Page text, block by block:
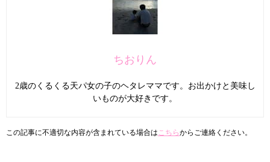
ちおりん
2歳のくるくる天パ女の子のヘタレママです。お出かけと美味し
いものが大好きです。
この記事に不適切な内容が含まれている場合はこちらからご連絡ください。